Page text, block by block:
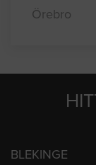
Örebro
BLEKINGE